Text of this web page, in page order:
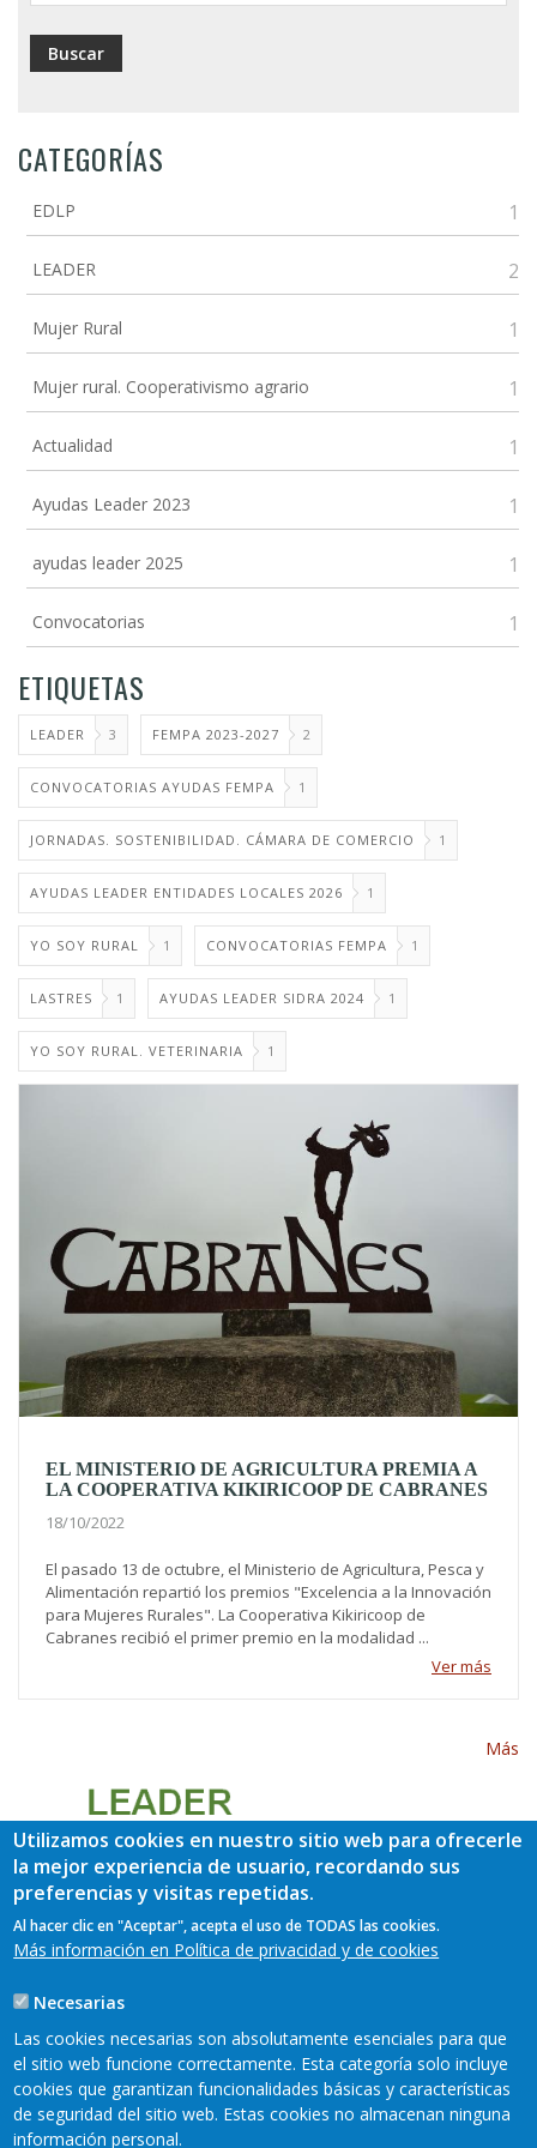
CATEGORÍAS
EDLP 1
LEADER 2
Mujer Rural 1
Mujer rural. Cooperativismo agrario 1
Actualidad 1
Ayudas Leader 2023 1
ayudas leader 2025 1
Convocatorias 1
ETIQUETAS
LEADER 3 FEMPA 2023-2027 2
CONVOCATORIAS AYUDAS FEMPA 1
JORNADAS. SOSTENIBILIDAD. CÁMARA DE COMERCIO 1
AYUDAS LEADER ENTIDADES LOCALES 2026 1
YO SOY RURAL 1 CONVOCATORIAS FEMPA 1
LASTRES 1 AYUDAS LEADER SIDRA 2024 1
YO SOY RURAL. VETERINARIA 1
EL MINISTERIO DE AGRICULTURA PREMIA A
LA COOPERATIVA KIKIRICOOP DE CABRANES
18/10/2022
El pasado 13 de octubre, el Ministerio de Agricultura, Pesca y
Alimentación repartió los premios "Excelencia a la Innovación
para Mujeres Rurales". La Cooperativa Kikiricoop de
Cabranes recibió el primer premio en la modalidad ...
Ver más
Más
Utilizamos cookies en nuestro sitio web para ofrecerle
la mejor experiencia de usuario, recordando sus
preferencias y visitas repetidas.
Al hacer clic en "Aceptar", acepta el uso de TODAS las cookies.
Más información en Política de privacidad y de cookies
Necesarias
Las cookies necesarias son absolutamente esenciales para que
el sitio web funcione correctamente. Esta categoría solo incluye
cookies que garantizan funcionalidades básicas y características
de seguridad del sitio web. Estas cookies no almacenan ninguna
información personal.